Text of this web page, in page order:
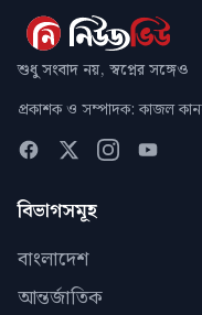
শুধু সংবাদ নয়, স্বপ্নের সঙ্গেও
প্রকাশক ও সম্পাদক: কাজল
বিভাগসমূহ
বাংলাদেশ
আন্তর্জাতিক